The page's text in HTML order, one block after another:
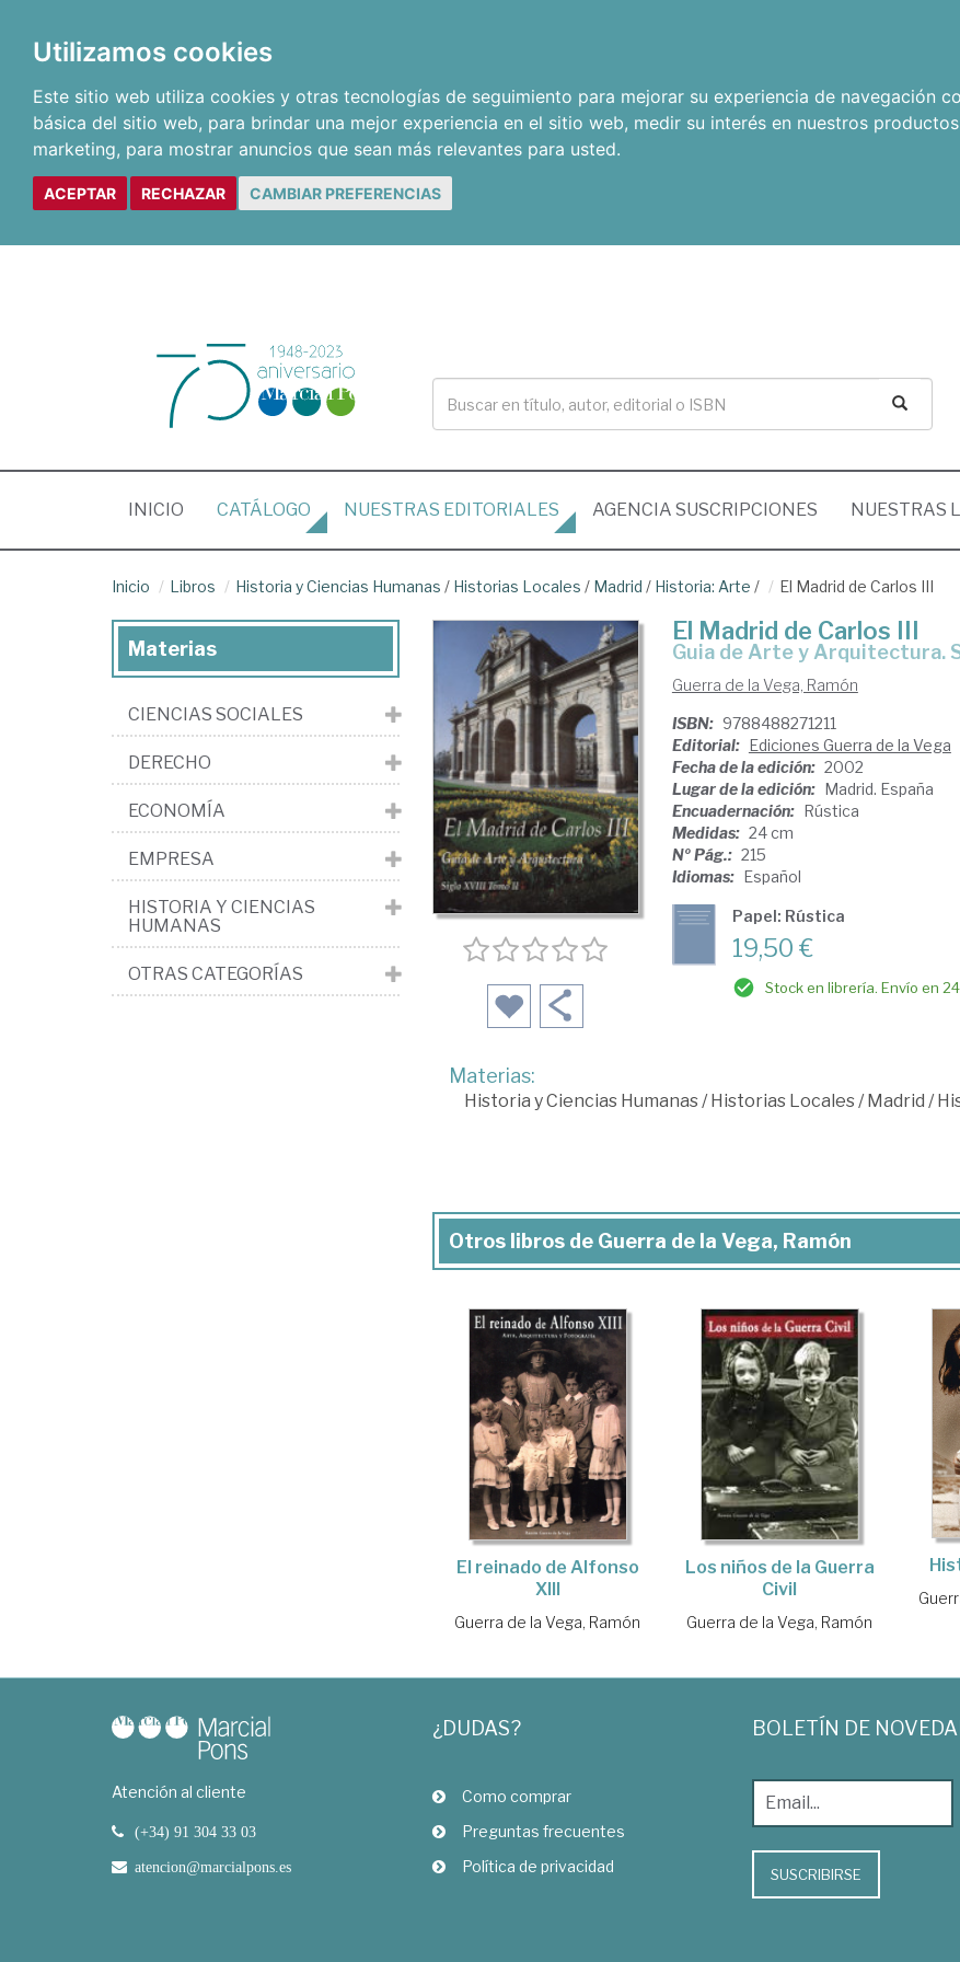
Utilizamos cookies
Este sitio web utiliza cookies y otras tecnologías de seguimiento para mejorar su experiencia de navegación
básica del sitio web, para brindar una mejor experiencia en el sitio web, medir su interés en nuestros
marketing, para mostrar anuncios que sean más relevantes para usted.
ACEPTAR RECHAZAR CAMBIAR PREFERENCIAS
INICIO (CURRENT)
CATÁLOGO NUESTRAS EDITORIALES AGENCIA SUSCRIPCIONES NUESTRAS
Inicio Libros Historia y Ciencias Humanas / Historias Locales / Madrid / Historia: Arte / El Madrid de Carlos III
El Madrid de Carlos III
Guia de Arte y Arquitectura.
Guerra de la Vega, Ramón
ISBN: 9788488271211
Editorial: Ediciones Guerra de la Vega
Fecha de la edición: 2002
Lugar de la edición: Madrid. España
Encuadernación: Rústica
Medidas: 24 cm
Nº Pág.: 215
Idiomas: Español
Papel: Rústica
19,50 €
Stock en librería. Envío en
Materias:
Historia y Ciencias Humanas/ Historias Locales/ Madrid /
Otros libros de Guerra de la Vega, Ramón
El reinado de Alfonso
XIII
Guerra de la Vega, Ramón
Los niños de la Guerra
Civil
Guerra de la Vega, Ramón
Materias
CIENCIAS SOCIALES
DERECHO
ECONOMÍA
EMPRESA
HISTORIA Y CIENCIAS
HUMANAS
OTRAS CATEGORÍAS
Atención al cliente
(+34) 91 304 33 03
atencion@marcialpons.es
¿DUDAS?
Como comprar
Preguntas frecuentes
Política de privacidad
BOLETÍN DE
SUSCRIBIRSE